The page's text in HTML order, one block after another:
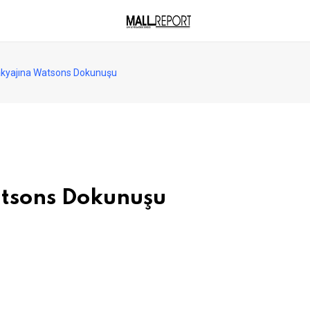
Watsons Dokunuşu
Dokunuşu